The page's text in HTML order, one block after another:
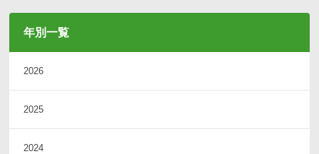
年別一覧
2026
2025
2024